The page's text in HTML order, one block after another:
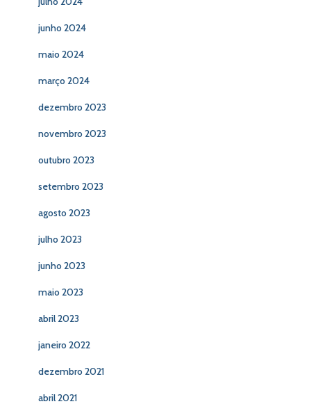
junho 2024
maio 2024
março 2024
dezembro 2023
novembro 2023
outubro 2023
setembro 2023
agosto 2023
julho 2023
junho 2023
maio 2023
abril 2023
janeiro 2022
dezembro 2021
abril 2021